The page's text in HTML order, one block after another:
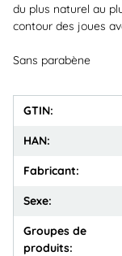
du plus naturel au
contour des joues
Sans parabène
GTIN:
HAN:
Fabricant:
Sexe:
Groupes de
produits: